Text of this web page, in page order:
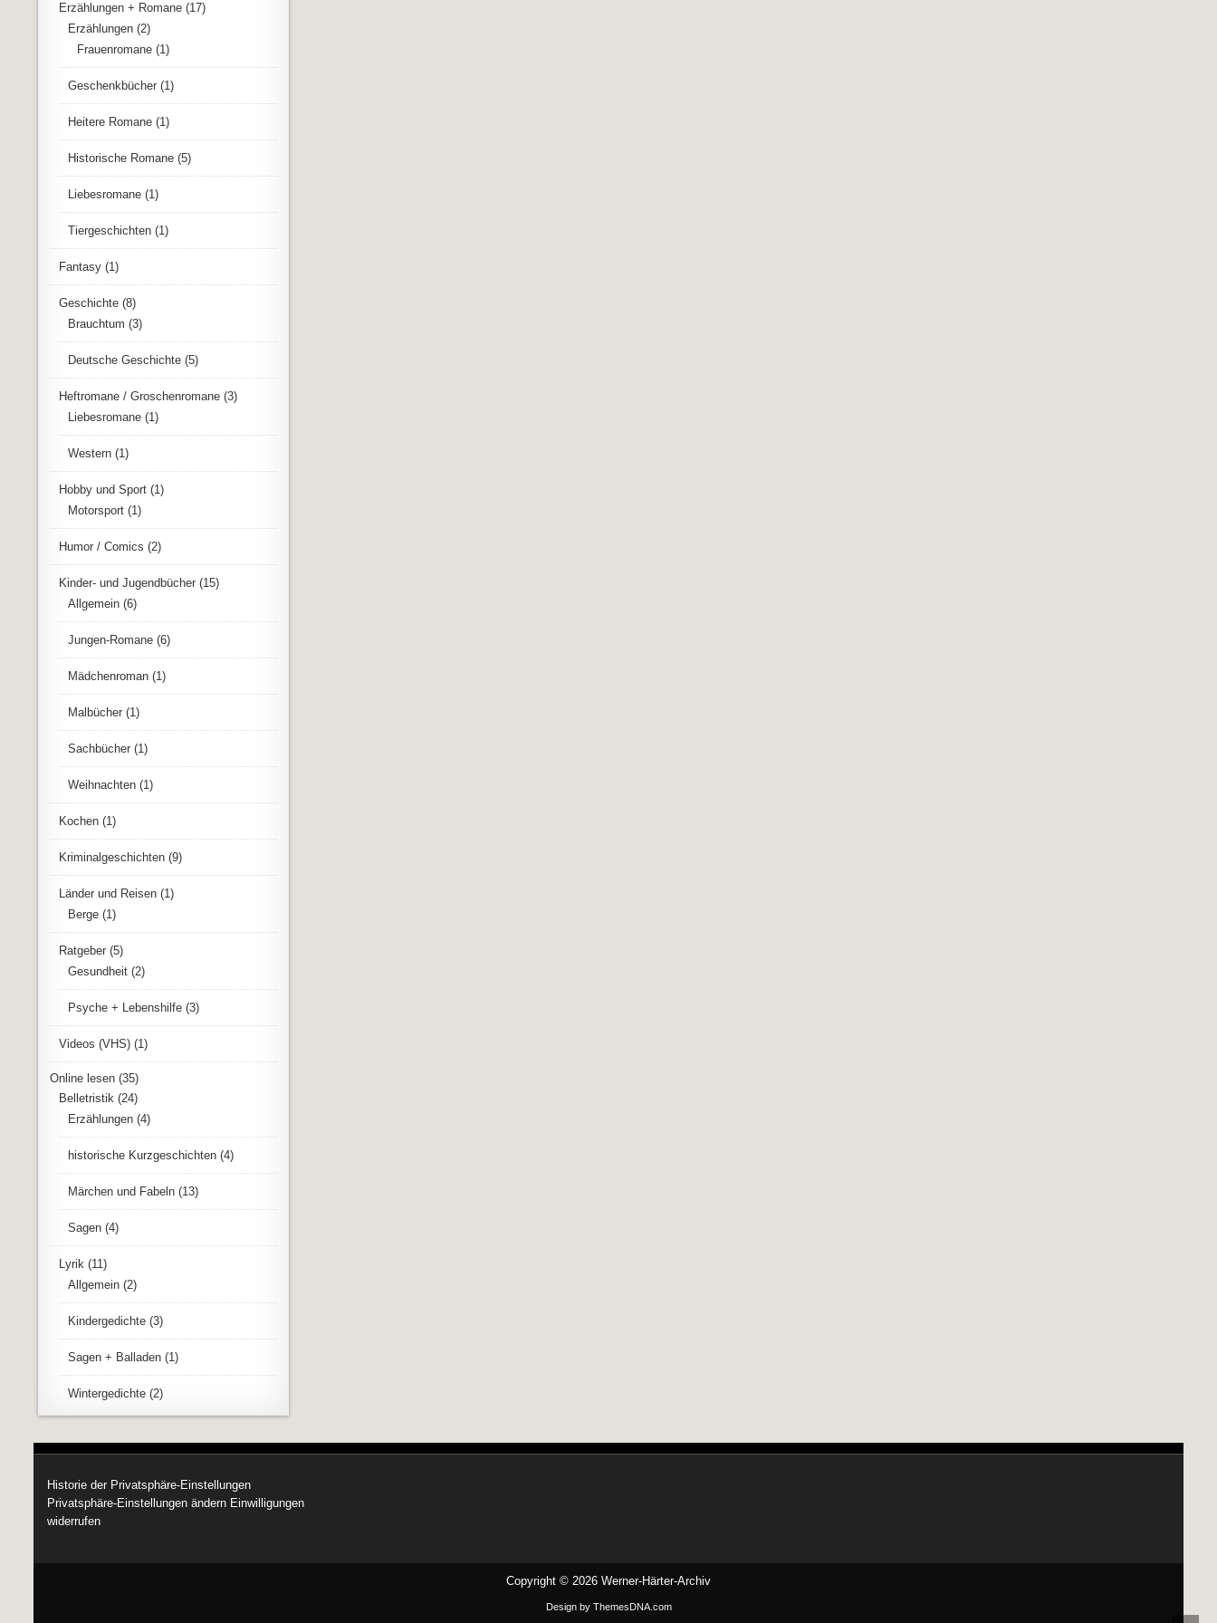
Erzählungen + Romane (17)
Erzählungen (2)
Frauenromane (1)
Geschenkbücher (1)
Heitere Romane (1)
Historische Romane (5)
Liebesromane (1)
Tiergeschichten (1)
Fantasy (1)
Geschichte (8)
Brauchtum (3)
Deutsche Geschichte (5)
Heftromane / Groschenromane (3)
Liebesromane (1)
Western (1)
Hobby und Sport (1)
Motorsport (1)
Humor / Comics (2)
Kinder- und Jugendbücher (15)
Allgemein (6)
Jungen-Romane (6)
Mädchenroman (1)
Malbücher (1)
Sachbücher (1)
Weihnachten (1)
Kochen (1)
Kriminalgeschichten (9)
Länder und Reisen (1)
Berge (1)
Ratgeber (5)
Gesundheit (2)
Psyche + Lebenshilfe (3)
Videos (VHS) (1)
Online lesen (35)
Belletristik (24)
Erzählungen (4)
historische Kurzgeschichten (4)
Märchen und Fabeln (13)
Sagen (4)
Lyrik (11)
Allgemein (2)
Kindergedichte (3)
Sagen + Balladen (1)
Wintergedichte (2)
Historie der Privatsphäre-Einstellungen
Privatsphäre-Einstellungen ändern Einwilligungen
widerrufen
Copyright © 2026 Werner-Härter-Archiv
Design by ThemesDNA.com